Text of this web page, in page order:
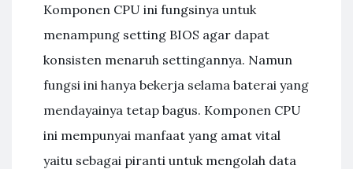
Komponen CPU ini fungsinya untuk
menampung setting BIOS agar dapat
konsisten menaruh settingannya. Namun
fungsi ini hanya bekerja selama baterai yang
mendayainya tetap bagus. Komponen CPU
ini mempunyai manfaat yang amat vital
yaitu sebagai piranti untuk mengolah data